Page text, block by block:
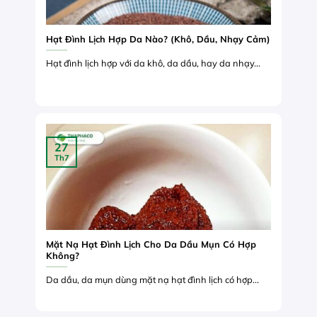
Hạt Đình Lịch Hợp Da Nào? (Khô, Dầu, Nhạy Cảm)
Hạt đình lịch hợp với da khô, da dầu, hay da nhạy...
Mặt Nạ Hạt Đình Lịch Cho Da Dầu Mụn Có Hợp
Không?
Da dầu, da mụn dùng mặt nạ hạt đình lịch có hợp...
27
Th7